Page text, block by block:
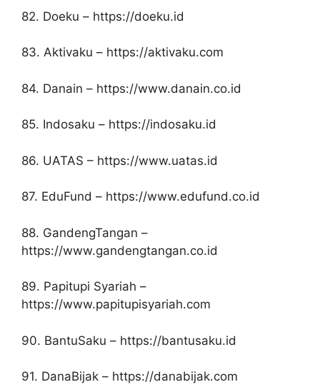
82. Doeku – https://doeku.id
83. Aktivaku – https://aktivaku.com
84. Danain – https://www.danain.co.id
85. Indosaku – https://indosaku.id
86. UATAS – https://www.uatas.id
87. EduFund – https://www.edufund.co.id
88. GandengTangan –
https://www.gandengtangan.co.id
89. Papitupi Syariah –
https://www.papitupisyariah.com
90. BantuSaku – https://bantusaku.id
91. DanaBijak – https://danabijak.com